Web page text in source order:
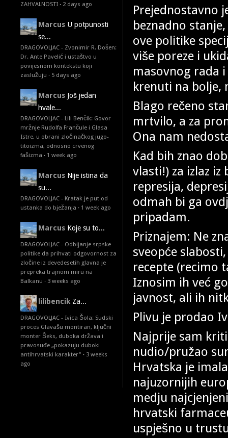
ZAHVALNOSTI · 2 days ago
Marcus U potpunosti
se...
DRAGOVOLJAC - Zvonimir R. Došen:
Dr. Ante Pavelić i ustaštvo u
povijesnom kontekstu koji
zaslužuju · 5 days ago
Marcus Još jedan
hvale...
DRAGOVOLJAC - Lili Benčik: Govor
mržnje Rudolfa Frančule i Glasa
Istre, u obrani zločinačkog jugo-
titoizma, odnosno crvenog
fašizma · 1 week ago
Marcus Nije istina da
su...
DRAGOVOLJAC - Kratak je put od
ustanka do bježanja · 1 week ago
Marcus Koje su to...
DRAGOVOLJAC - Odbijanje srpske
politike da prihvati odgovornost za
zločine iz devedesetih glavna je
prepreka trajnom miru na
Balkanu · 3 weeks ago
lilibencik Za...
DRAGOVOLJAC - Ivica Šola: Sudski
proces Glavašu montiran, ključni
monter Šeks, duboka država i
pravosuđe „pokazuju duboki
antihrvatski karakter" · 3 weeks
ago
Prejednostavno
beznadno
ove politike
više poreze i
masovnog rada
krenuti na bolje,
Blago rečeno
mrtvilo, a za
Ona nam
Kad bih znao
vlasti!) za izlaz iz
represija,
odmah bi ga
pripadam.
Priznajem: Ne
sveopće
recepte (recimo
Iznosim ih već
javnost, ali ih
Plivu je prodao
Najprije sam
nudio/pružao
Hrvatska je
najuzornijih
medju
hrvatski
uspješno u